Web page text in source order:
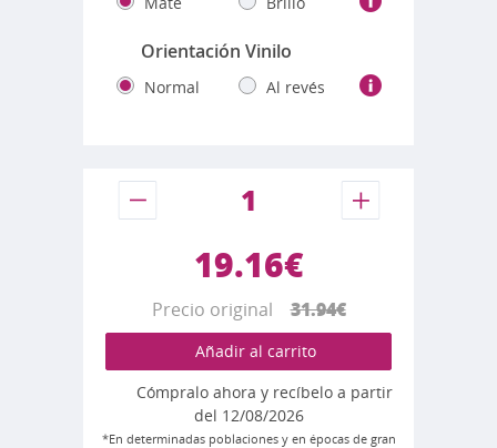
Orientación Vinilo
Normal Al revés
19.16€
Precio original31.94€
Añadir al carrito
Cómpralo ahora y recíbelo a partir
del 12/08/2026
*En determinadas poblaciones y en épocas de gran